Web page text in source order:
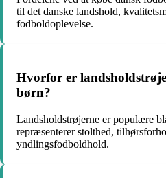
til det danske landshold,
fodboldoplevelse.
Hvorfor er
børn?
Landsholdstrøjerne er populære
repræsenterer stolthed,
yndlingsfodboldhold.